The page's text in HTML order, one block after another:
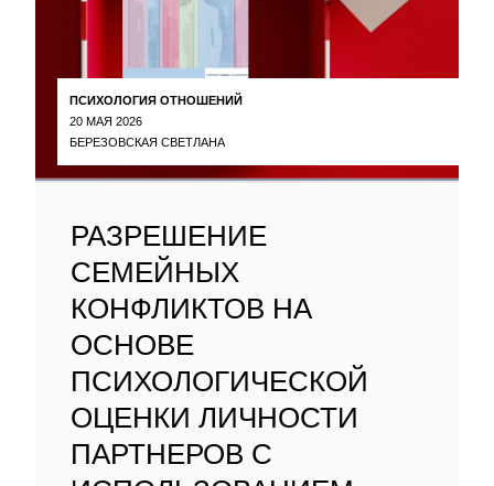
ПСИХОЛОГИЯ ОТНОШЕНИЙ
20 МАЯ 2026
БЕРЕЗОВСКАЯ СВЕТЛАНА
РАЗРЕШЕНИЕ
СЕМЕЙНЫХ
КОНФЛИКТОВ НА
ОСНОВЕ
ПСИХОЛОГИЧЕСКОЙ
ОЦЕНКИ ЛИЧНОСТИ
ПАРТНЕРОВ С